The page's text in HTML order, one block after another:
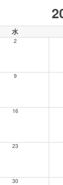
水
2
9
16
23
30